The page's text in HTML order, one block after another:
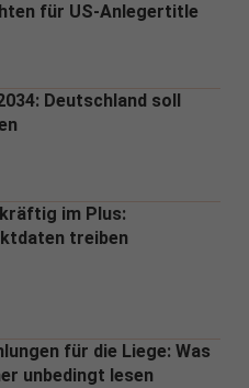
für US-Anlegertitle
Deutschland soll
im Plus:
treiben
für die Liege: Was
unbedingt lesen